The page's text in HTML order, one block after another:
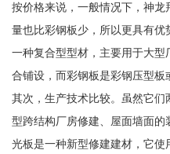
按价格来说，一般情况下，神
量也比彩钢板少，所以更具有
一种复合型型材，主要用于大
合铺设，而彩钢板是彩钢压型板
其次，生产技术比较。虽然它
型跨结构厂房修建、屋面墙面
光板是一种新型修建建材，它